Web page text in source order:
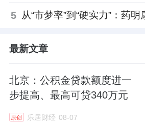
5
最新文章
北京：公积金贷款额度进一
步提高、最高可贷340万元
原创 乐居财经 08-07